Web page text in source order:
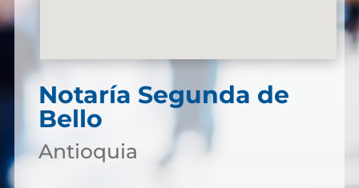
Notaría Segunda de
Bello
Antioquia